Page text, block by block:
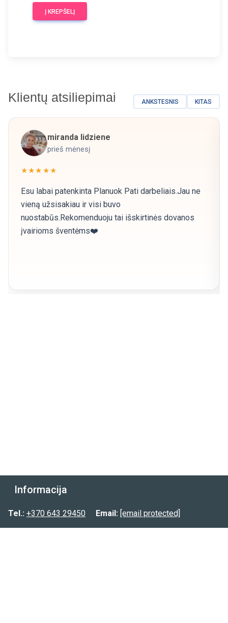
Į KREPŠELĮ
Klientų atsiliepimai ANKSTESNIS KITAS
miranda lidziene
prieš mėnesį
★★★★★
Esu labai patenkinta Planuok Pati darbeliais.Jau ne
vieną užsisakiau ir visi buvo
nuostabūs.Rekomenduoju tai išskirtinės dovanos
įvairioms šventėms❤️
Informacija
Prekių grąžinimas
Tel.: +370 643 29450 Email: [email protected]